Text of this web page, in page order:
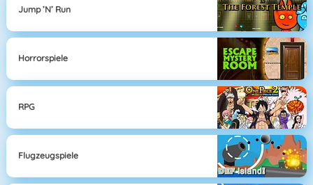
Jump ’n’ Run
Horrorspiele
RPG
Flugzeugspiele